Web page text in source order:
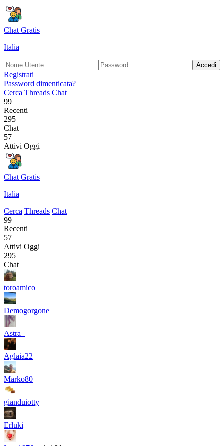
Chat Gratis
Italia
Accedi
Registrati
Password dimenticata?
Cerca Threads Chat
99
Recenti
295
Chat
57
Attivi Oggi
Chat Gratis
Italia
Cerca Threads Chat
99
Recenti
57
Attivi Oggi
295
Chat
toroamico
Demogorgone
Astra_
Aglaia22
Marko80
gianduiotty
Erluki